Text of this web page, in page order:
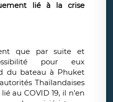
lié à la crise
que par suite et
pour eux
du bateau à Phuket
Thaïlandaises
au COVID 19, il n’en